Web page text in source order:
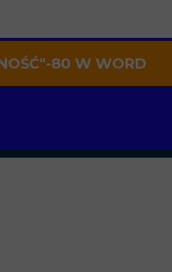
80 W WORD